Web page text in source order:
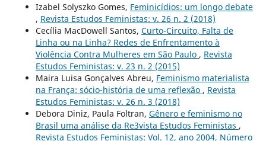
Izabel Solyszko Gomes, Feminicídios: um longo debate
, Revista Estudos Feministas: v. 26 n. 2 (2018)
Cecília MacDowell Santos, Curto-Circuito, Falta de
Linha ou na Linha? Redes de Enfrentamento à
Violência Contra Mulheres em São Paulo , Revista
Estudos Feministas: v. 23 n. 2 (2015)
Maira Luisa Gonçalves Abreu, Feminismo materialista
na França: sócio-história de uma reflexão , Revista
Estudos Feministas: v. 26 n. 3 (2018)
Debora Diniz, Paula Foltran, Gênero e feminismo no
Brasil uma análise da Re3vista Estudos Feministas ,
Revista Estudos Feministas: Vol. 12, ano 2004, Número